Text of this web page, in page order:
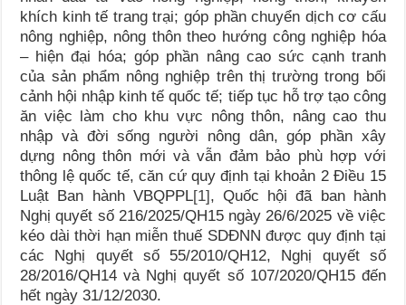
khích kinh tế trang trại; góp phần chuyển dịch cơ cấu
nông nghiệp, nông thôn theo hướng công nghiệp hóa
– hiện đại hóa; góp phần nâng cao sức cạnh tranh
của sản phẩm nông nghiệp trên thị trường trong bối
cảnh hội nhập kinh tế quốc tế; tiếp tục hỗ trợ tạo công
ăn việc làm cho khu vực nông thôn, nâng cao thu
nhập và đời sống người nông dân, góp phần xây
dựng nông thôn mới và vẫn đảm bảo phù hợp với
thông lệ quốc tế, căn cứ quy định tại khoản 2 Điều 15
Luật Ban hành VBQPPL[1], Quốc hội đã ban hành
Nghị quyết số 216/2025/QH15 ngày 26/6/2025 về việc
kéo dài thời hạn miễn thuế SDĐNN được quy định tại
các Nghị quyết số 55/2010/QH12, Nghị quyết số
28/2016/QH14 và Nghị quyết số 107/2020/QH15 đến
hết ngày 31/12/2030.